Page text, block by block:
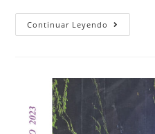
Continuar Leyendo